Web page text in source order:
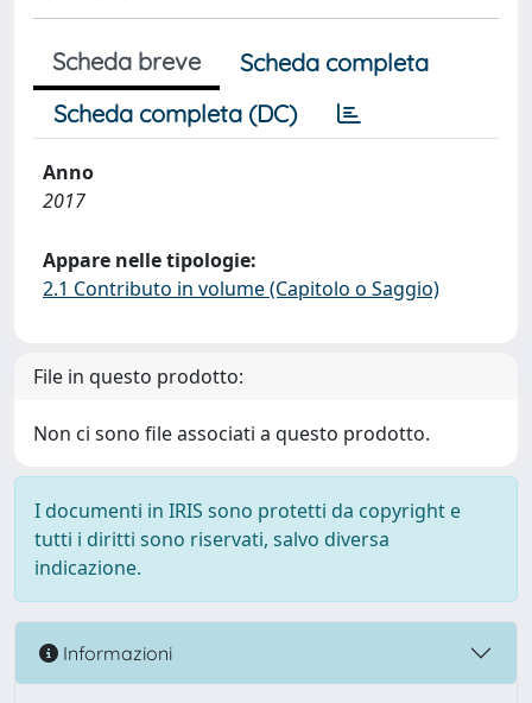
Scheda breve
Scheda completa
Scheda completa (DC)
Anno
2017
Appare nelle tipologie:
2.1 Contributo in volume (Capitolo o Saggio)
File in questo prodotto:
Non ci sono file associati a questo prodotto.
I documenti in IRIS sono protetti da copyright e
tutti i diritti sono riservati, salvo diversa
indicazione.
Informazioni